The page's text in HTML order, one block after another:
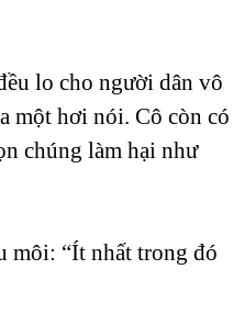
lo cho người dân vô
một hơi nói. Cô còn có
chúng làm hại như
môi: “Ít nhất trong đó